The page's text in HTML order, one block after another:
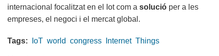
internacional focalitzat en el Iot com a solució per a les
empreses, el negoci i el mercat global.
Tags: IoT world congress Internet Things